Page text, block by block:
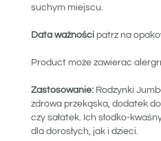
suchym miejscu.
Data ważności patrz na
Product może zawierac
Zastosowanie: Rodzynki
zdrowa przekąska, dodatek
czy sałatek. Ich słodko-
dla dorosłych, jak i dzieci.